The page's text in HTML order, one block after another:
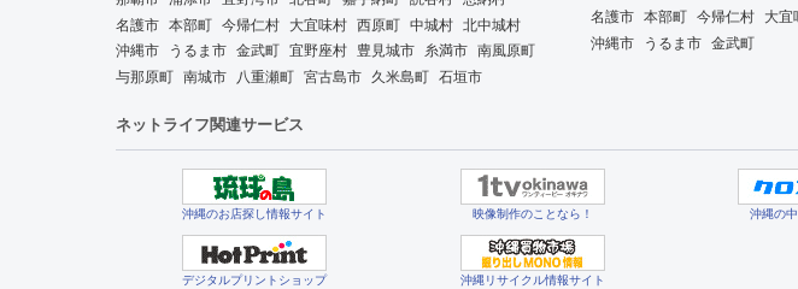
名護市 本部町 今帰仁村 大宜味村 西原町 中城村 北中城村
沖縄市 うるま市 金武町 宜野座村 豊見城市 糸満市 南風原町
与那原町 南城市 八重瀬町 宮古島市 久米島町 石垣市
名護市 本部町 今帰仁村 大宜
沖縄市 うるま市 金武町
ネットライフ関連サービス
沖縄のお店探し情報サイト 映像制作のことなら！ 沖縄の
デジタルプリントショップ 沖縄リサイクル情報サイト